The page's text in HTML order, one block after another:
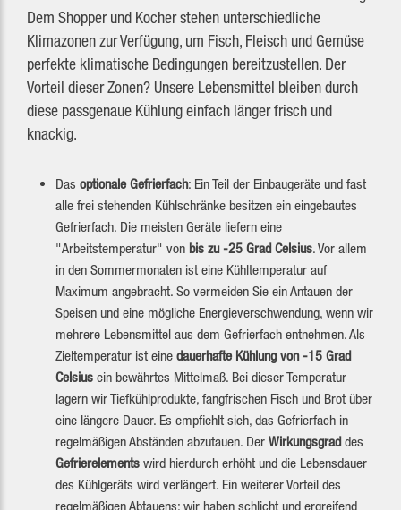
Dem Shopper und Kocher stehen unterschiedliche
Klimazonen zur Verfügung, um Fisch, Fleisch und Gemüse
perfekte klimatische Bedingungen bereitzustellen. Der
Vorteil dieser Zonen? Unsere Lebensmittel bleiben durch
diese passgenaue Kühlung einfach länger frisch und
knackig.
Das optionale Gefrierfach: Ein Teil der Einbaugeräte und fast
alle frei stehenden Kühlschränke besitzen ein eingebautes
Gefrierfach. Die meisten Geräte liefern eine
"Arbeitstemperatur" von bis zu -25 Grad Celsius. Vor allem
in den Sommermonaten ist eine Kühltemperatur auf
Maximum angebracht. So vermeiden Sie ein Antauen der
Speisen und eine mögliche Energieverschwendung, wenn wir
mehrere Lebensmittel aus dem Gefrierfach entnehmen. Als
Zieltemperatur ist eine dauerhafte Kühlung von -15 Grad
Celsius ein bewährtes Mittelmaß. Bei dieser Temperatur
lagern wir Tiefkühlprodukte, fangfrischen Fisch und Brot über
eine längere Dauer. Es empfiehlt sich, das Gefrierfach in
regelmäßigen Abständen abzutauen. Der Wirkungsgraddes
Gefrierelements wird hierdurch erhöht und die Lebensdauer
des Kühlgeräts wird verlängert. Ein weiterer Vorteil des
regelmäßigen Abtauens: wir haben schlicht und ergreifend